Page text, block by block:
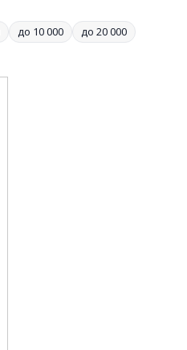
до 10 000
до 20 000